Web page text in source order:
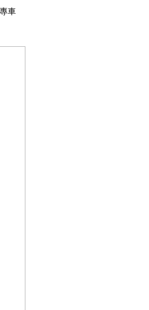
車